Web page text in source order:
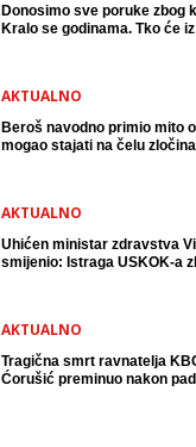
Donosimo sve poruke zbog
Kralo se godinama. Tko će
AKTUALNO
Beroš navodno primio mito
mogao stajati na čelu
AKTUALNO
Uhićen ministar zdravstva
smijenio: Istraga USKOK-a
AKTUALNO
Tragična smrt ravnatelja
Ćorušić preminuo nakon